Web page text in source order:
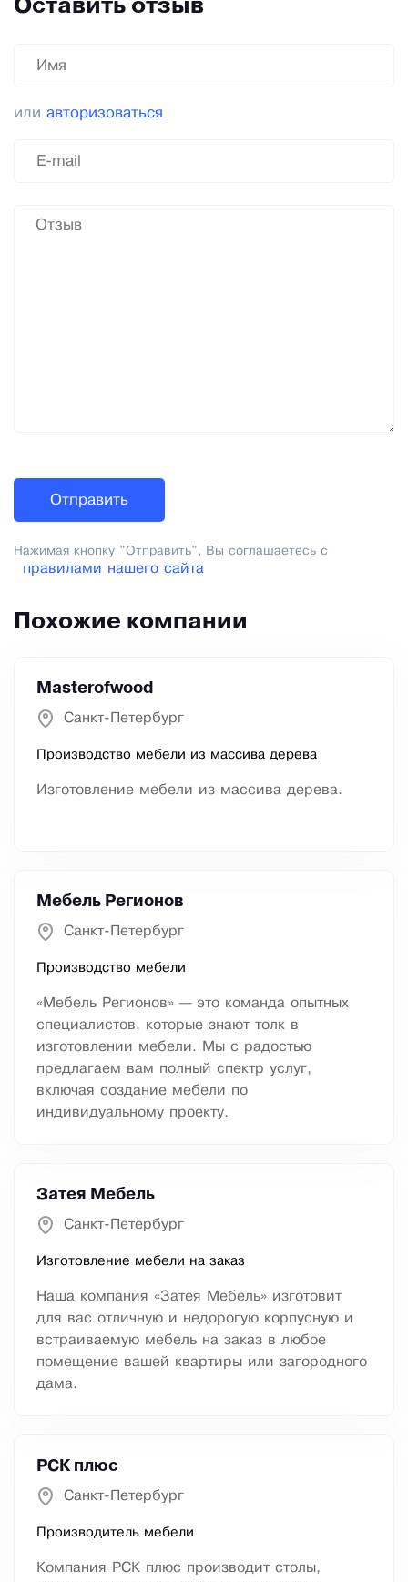
Оставить отзыв
или авторизоваться
Нажимая кнопку "Отправить", Вы соглашаетесь с
правилами нашего сайта
Похожие компании
Masterofwood
Санкт-Петербург
Производство мебели из массива дерева
Изготовление мебели из массива дерева.
Мебель Регионов
Санкт-Петербург
Производство мебели
«Мебель Регионов» — это команда опытных
специалистов, которые знают толк в
изготовлении мебели. Мы с радостью
предлагаем вам полный спектр услуг,
включая создание мебели по
индивидуальному проекту.
Затея Мебель
Санкт-Петербург
Изготовление мебели на заказ
Наша компания «Затея Мебель» изготовит
для вас отличную и недорогую корпусную и
встраиваемую мебель на заказ в любое
помещение вашей квартиры или загородного
дама.
РСК плюс
Санкт-Петербург
Производитель мебели
Компания РСК плюс производит столы,